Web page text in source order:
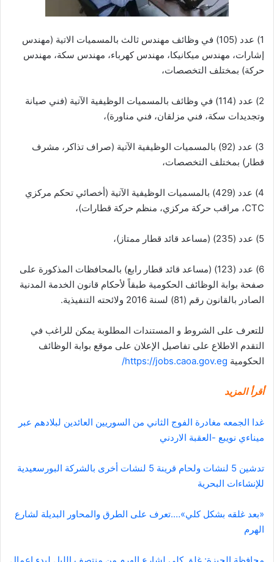
1) عدد (105) في وظائف مهندس ثالث بالمسميات الاتية (مهندس
إشارات، مهندس ميكانيكا، مهندس كهرباء، مهندس سكة، مهندس
حركة) بمختلف التخصصات،
2) عدد (114) في وظائف بالمسميات الوظيفية الآتية (فني صيانة
وتجديدات سكة، فني مزلقان، فني مناورة)،
3) عدد (92) بالمسميات الوظيفية الآتية (صراف تذاكر، مشرف
قطار) بمختلف التخصصات،
4) عدد (429) بالمسميات الوظيفية الآتية (أخصائي تحكم مركزي
CTC، مراقب حركة مركزي، منظم حركة قطارات)،
5) عدد (235) (مساعد قائد قطار ممتاز)،
6) عدد (123) (مساعد قائد قطار رابع) بالمحافظات المذكورة على
صفحة بوابة الوظائف الحكومية طبقاً لأحكام قانون الخدمة المدنية
الصادر بالقانون رقم (81) لسنة 2016 ولائحته التنفيذية.
للتعرف على الشروط و المستندات المطلوبة يمكن للراغب في
التقدم الاطلاع على تفاصيل الإعلان على موقع بوابة الوظائف
الحكومية
أقرأ المزيد
غدا الجمعه مغادرة الفوج الثاني من السوريين العائدين لبلادهم عبر
ميناءي نويبع -العقبة الاردني
تدشين 5 لنشات ولحام قرينة 5 لنشات أخرى بالشركة البورسعيدية
للإنشاءات البحرية
«بعد غلقه بشكل كلي»….تعرف على الطرق والمحاور البديلة لشارع
الهرم
محافظة الجيزة: غلق كلى لشارع الهرم من منتصف الليل لبدء اعمال